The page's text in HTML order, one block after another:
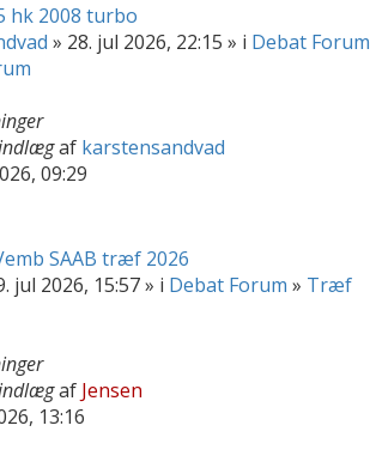
hk 2008 turbo
» 28. jul 2026, 22:15 » i Debat Forum
af karstensandvad
09:29
SAAB træf 2026
jul 2026, 15:57 » i Debat Forum » Træf
af Jensen
13:16